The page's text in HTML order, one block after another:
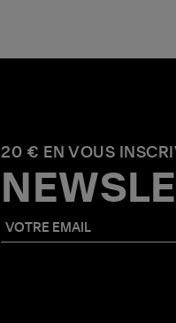
20 € EN VOUS